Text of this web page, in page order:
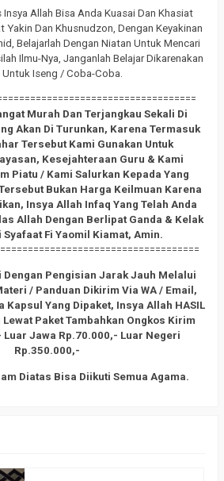
Allah Bisa Anda Kuasai Dan Khasiat
Yakin Dan Khusnudzon, Dengan Keyakinan
Belajarlah Dengan Niatan Untuk Mencari
Ilmu-Nya, Janganlah Belajar Dikarenakan
Untuk Iseng / Coba-Coba.
Murah Dan Terjangkau Sekali Di
Akan Di Turunkan, Karena Termasuk
Tersebut Kami Gunakan Untuk
Kesejahteraan Guru & Kami
Piatu / Kami Salurkan Kepada Yang
Bukan Harga Keilmuan Karena
Insya Allah Infaq Yang Telah Anda
Allah Dengan Berlipat Ganda & Kelak
Fi Yaomil Kiamat, Amin.
Dengan Pengisian Jarak Jauh Melalui
/ Panduan Dikirim Via WA / Email,
Kapsul Yang Dipaket, Insya Allah HASIL
Lewat Paket Tambahkan Ongkos Kirim
Luar Jawa Rp.70.000,- Luar Negeri
Rp.350.000,-
Diatas Bisa Diikuti Semua Agama.